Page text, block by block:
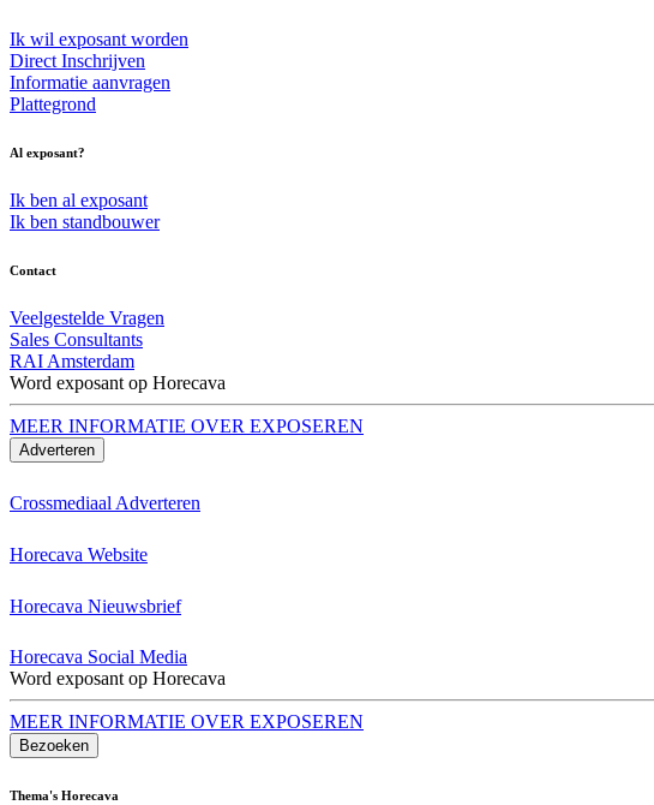
Ik wil exposant worden
Direct Inschrijven
Informatie aanvragen
Plattegrond
Al exposant?
Ik ben al exposant
Ik ben standbouwer
Contact
Veelgestelde Vragen
Sales Consultants
RAI Amsterdam
Word exposant op Horecava
MEER INFORMATIE OVER EXPOSEREN
Adverteren
Crossmediaal Adverteren
Horecava Website
Horecava Nieuwsbrief
Horecava Social Media
Word exposant op Horecava
MEER INFORMATIE OVER EXPOSEREN
Bezoeken
Thema's Horecava